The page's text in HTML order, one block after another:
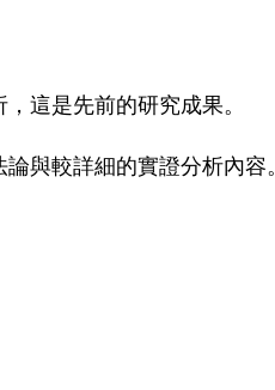
這是先前的研究成果。
與較詳細的實證分析內容。